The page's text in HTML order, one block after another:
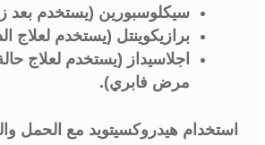
سيكلوسبورين (يستخدم بعد
برازيكوينتل (يستخدم لعلاج
اجلاسيداز (يستخدم لعلاج
مرض فابري).
استخدام هيدروكسيتويد مع الحمل